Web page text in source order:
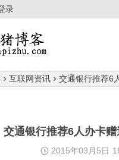
录
互联网资讯 交通银行推荐6
交通银行推荐6人办卡
2015年03月5日